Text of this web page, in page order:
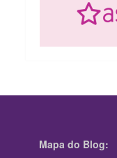
Mapa do Blog: